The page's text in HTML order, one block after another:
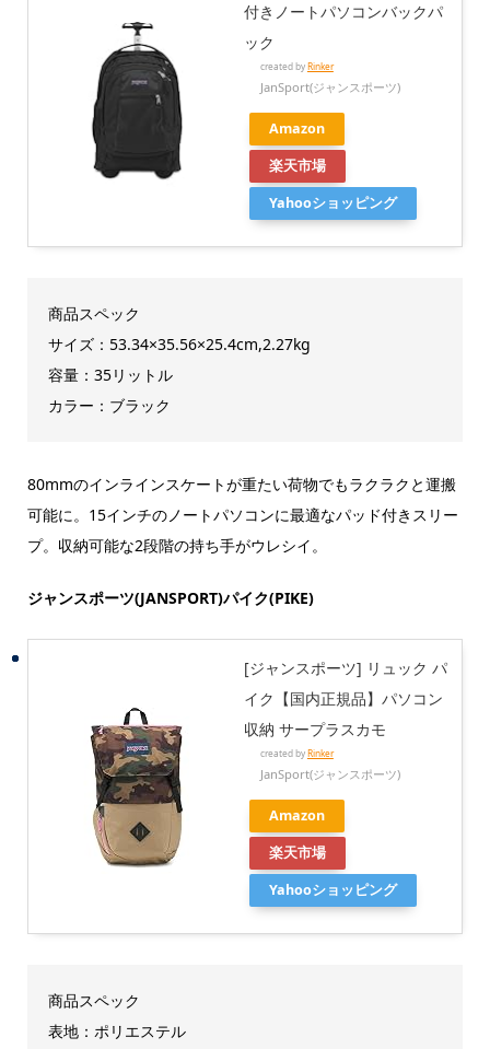
付きノートパソコンバックパ
ック
created by Rinker
JanSport(ジャンスポーツ)
Amazon
楽天市場
Yahooショッピング
商品スペック
サイズ：53.34×35.56×25.4cm,2.27kg
容量：35リットル
カラー：ブラック
80mmのインラインスケートが重たい荷物でもラクラクと運搬
可能に。15インチのノートパソコンに最適なパッド付きスリー
プ。収納可能な2段階の持ち手がウレシイ。
ジャンスポーツ(JANSPORT)パイク(PIKE)
[ジャンスポーツ] リュック パ
イク【国内正規品】パソコン
収納 サープラスカモ
created byRinker
JanSport(ジャンスポーツ)
Amazon
楽天市場
Yahooショッピング
商品スペック
表地：ポリエステル